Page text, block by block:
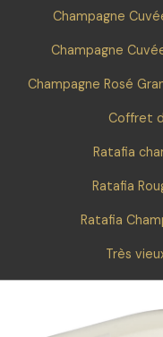
Champagne
Champagne
Champagne Rosé
Coffret
Ratafia
Ratafia
Ratafia
Très